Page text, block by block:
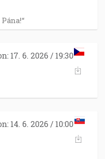
17. 6. 2026 / 19:30
14. 6. 2026 / 10:00